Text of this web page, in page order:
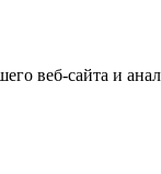
веб-сайта и